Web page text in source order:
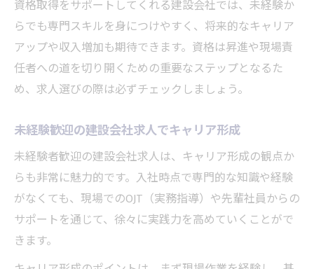
資格取得をサポートしてくれる建設会社では、未経験か
らでも専門スキルを身につけやすく、将来的なキャリア
アップや収入増加も期待できます。資格は昇進や現場責
任者への道を切り開くための重要なステップとなるた
め、求人選びの際は必ずチェックしましょう。
未経験歓迎の建設会社求人でキャリア形成
未経験者歓迎の建設会社求人は、キャリア形成の観点か
らも非常に魅力的です。入社時点で専門的な知識や経験
がなくても、現場でのOJT（実務指導）や先輩社員からの
サポートを通じて、徐々に実践力を高めていくことがで
きます。